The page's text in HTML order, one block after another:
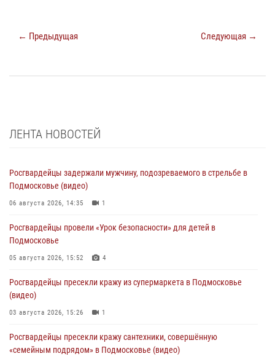
← Предыдущая Следующая →
ЛЕНТА НОВОСТЕЙ
Росгвардейцы задержали мужчину, подозреваемого в стрельбе в
Подмосковье (видео)
06 августа 2026, 14:35 1
Росгвардейцы провели «Урок безопасности» для детей в
Подмосковье
05 августа 2026, 15:52 4
Росгвардейцы пресекли кражу из супермаркета в Подмосковье
(видео)
03 августа 2026, 15:26 1
Росгвардейцы пресекли кражу сантехники, совершённую
«семейным подрядом» в Подмосковье (видео)